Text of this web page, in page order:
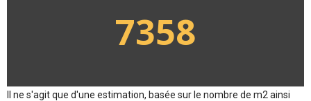
7358
Il ne s'agit que d'une estimation, basée sur le nombre de m2 ainsi